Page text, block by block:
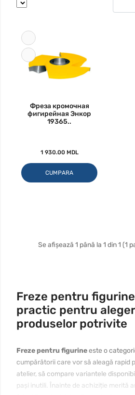
Фреза кромочная
фигирейная Энкор
19365..
1 930.00 MDL
CUMPARA
Se afișează 1 până la 1 din 1 (1
Freze pentru
practic pentru
produselor potrivite
Freze pentru figurineeste o
cumpărătorii care vor să aleagă rapid
atelier, să compare variantele
pași inutili. Înainte de achiziție merită